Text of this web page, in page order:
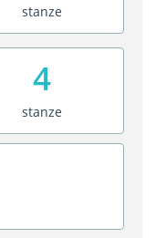
stanze
4
stanze